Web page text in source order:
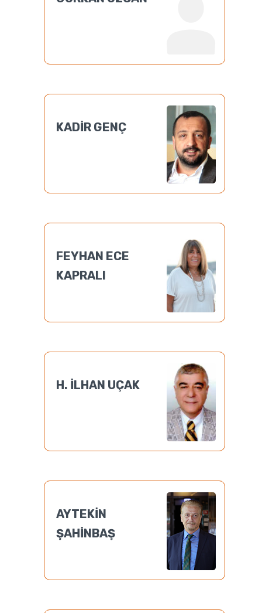
KADİR GENÇ
FEYHAN ECE
KAPRALI
H. İLHAN UÇAK
AYTEKİN
ŞAHİNBAŞ